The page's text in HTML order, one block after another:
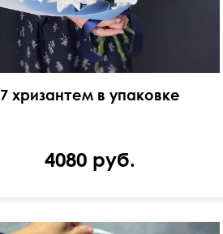
7 хризантем в упаковке
4080 руб.